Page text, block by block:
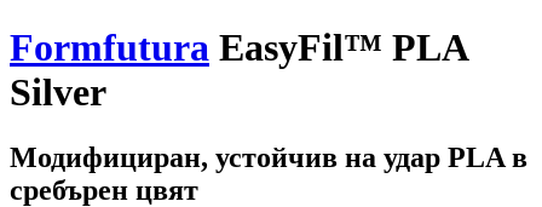
Formfutura EasyFil™ PLA
Silver
Модифициран, устойчив на удар PLA в
сребърен цвят